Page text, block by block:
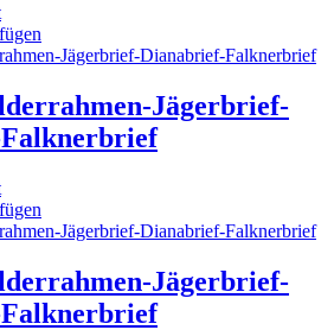
der
Produktseite
gewählt
werden
Produkt
mehrere
Varianten
auf.
auf
der
Produktseite
gewählt
werden
Jägerbrief-
Produkt
mehrere
Varianten
auf.
Jägerbrief-